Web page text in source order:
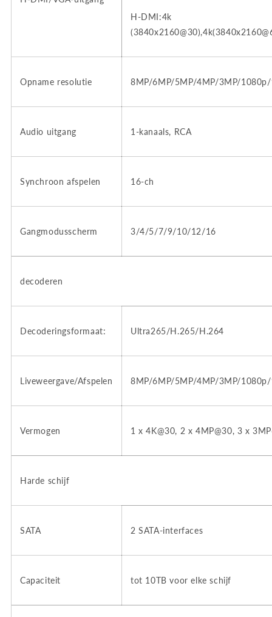
H-DMI:4k
Opname resolutie 8MP/6MP/5MP/4MP/3MP/
Audio uitgang 1-kanaals, RCA
Synchroon afspelen 16-ch
Gangmodusscherm 3/4/5/7/9/10/12/16
decoderen
Decoderingsformaat: Ultra265/H.265/H.264
Liveweergave/Afspelen 8MP/6MP/5MP/4MP/3MP/
Vermogen 1 x 4K@30, 2 x 4MP@30, 3 x
Harde schijf
SATA 2 SATA-interfaces
Capaciteit tot 10TB voor elke schijf